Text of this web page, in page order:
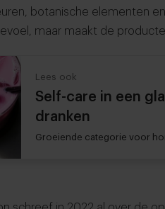
botanische elementen
maar maakt de
Lees ook
Self-care in een
dranken
Groeiende categorie voor